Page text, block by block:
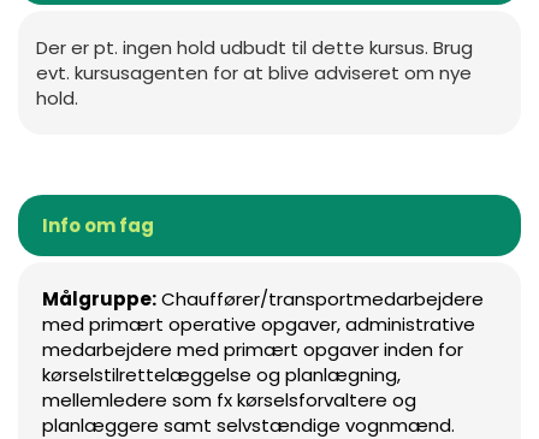
Der er pt. ingen hold udbudt til dette kursus. Brug
evt. kursusagenten for at blive adviseret om nye
hold.
Info om fag
Målgruppe:Chauffører/transportmedarbejdere
med primært operative opgaver, administrative
medarbejdere med primært opgaver inden for
kørselstilrettelæggelse og planlægning,
mellemledere som fx kørselsforvaltere og
planlæggere samt selvstændige vognmænd.